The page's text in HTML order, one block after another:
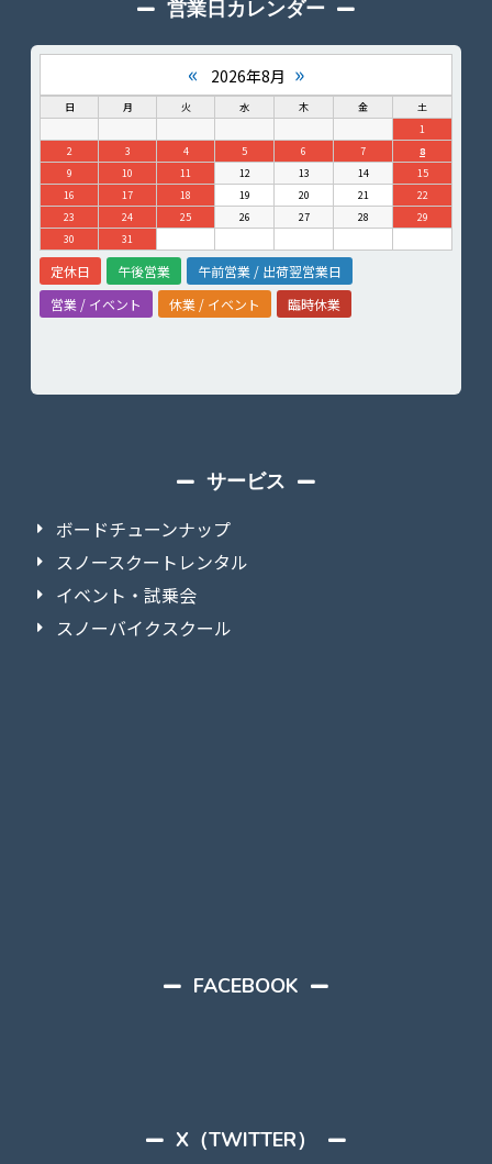
営業日カレンダー
« 2026年8月 »
日 月 火 水 木 金
土
1
2
3 4 5 6 7
8
9
10 11 12 13 14
15
16
17 18 19 20 21
22
23
24 25 26 27 28
29
30
31
定休日 午後営業
午前営業 / 出荷翌営業日
営業 / イベント
休業 / イベント 臨時休業
サービス
ボードチューンナップ
スノースクートレンタル
イベント・試乗会
スノーバイクスクール
FACEBOOK
X（TWITTER）